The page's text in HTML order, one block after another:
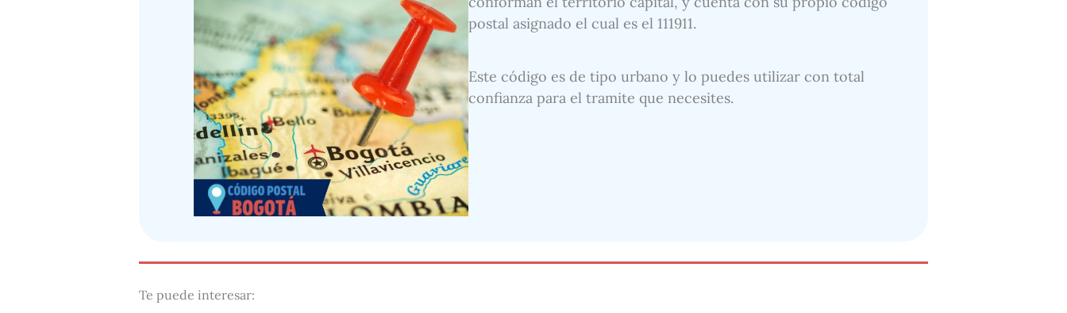
postal asignado el cual es el 111911.
Este código es de tipo urbano y lo puedes utilizar con total
confianza para el tramite que necesites.
Te puede interesar: